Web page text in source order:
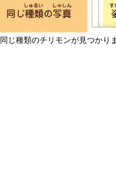
同じ種類のチリモンが見つかり